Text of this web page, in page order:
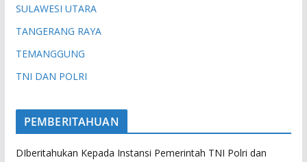
SULAWESI UTARA
TANGERANG RAYA
TEMANGGUNG
TNI DAN POLRI
PEMBERITAHUAN
DIberitahukan Kepada Instansi Pemerintah TNI Polri dan